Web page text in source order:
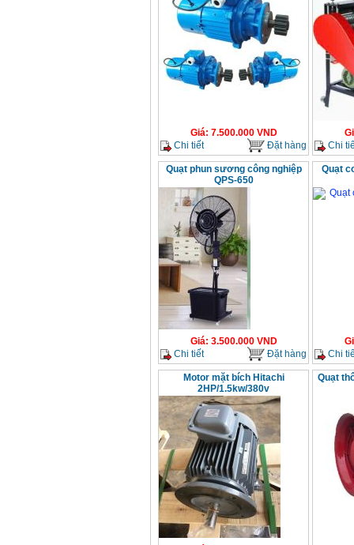
Giá: 7.500.000VND
Chi tiết
Đặt hàng
Chi
Quạt phun sương công nghiệp
QPS-650
Giá: 3.500.000VND
Chi tiết
Đặt hàng
Quạt
Chi
Motor mặt bích Hitachi
2HP/1.5kw/380v
Quạt